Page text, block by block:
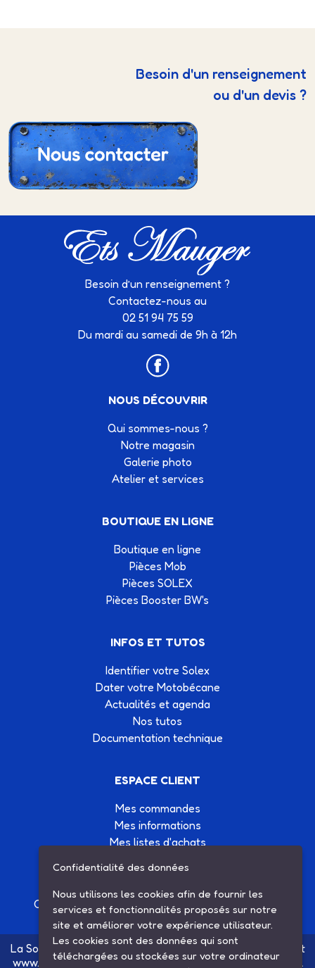
Besoin d'un renseignement
ou d'un devis ?
Besoin d’un renseignement ?
Contactez-nous au
02 51 94 75 59
Du mardi au samedi de 9h à 12h
NOUS DÉCOUVRIR
Qui sommes-nous ?
Notre magasin
Galerie photo
Atelier et services
BOUTIQUE EN LIGNE
Boutique en ligne
Pièces Mob
Pièces SOLEX
Pièces Booster BW's
INFOS ET TUTOS
Identifier votre Solex
Dater votre Motobécane
Actualités et agenda
Nos tutos
Documentation technique
ESPACE CLIENT
Mes commandes
Mes informations
Mes listes d'achats
Création site Internet Factor’IT
Mentions légales
La Société SARL ETS MAUGER, exploitante du site internet
www.ets-mauger.com, n'a aucun lien juridique, commercial
Confidentialité des données
Nous utilisons les cookies afin de fournir les
services et fonctionnalités proposés sur notre
site et améliorer votre expérience utilisateur.
Les cookies sont des données qui sont
téléchargées ou stockées sur votre ordinateur